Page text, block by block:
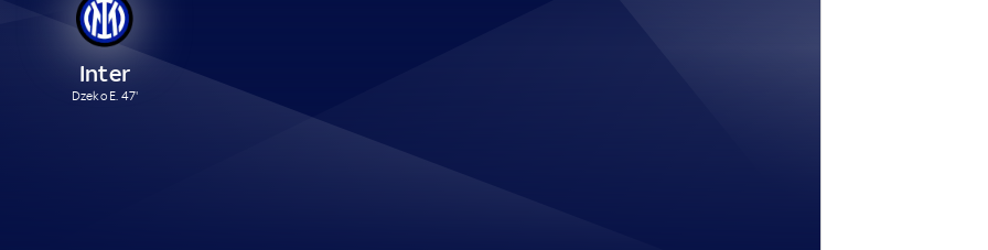
Inter
Dzeko E. 47'